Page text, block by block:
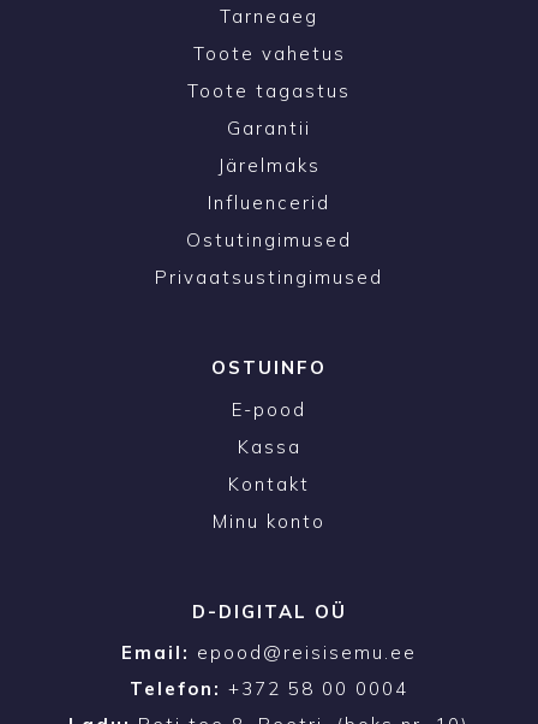
Tarneaeg
Toote vahetus
Toote tagastus
Garantii
Järelmaks
Influencerid
Ostutingimused
Privaatsustingimused
OSTUINFO
E-pood
Kassa
Kontakt
Minu konto
D-DIGITAL OÜ
Email: epood@reisisemu.ee
Telefon: +372 58 00 0004